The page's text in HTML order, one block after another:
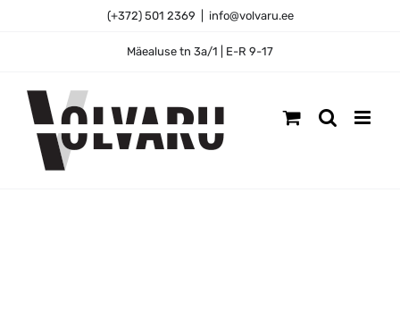
(+372) 501 2369 info@volvaru.ee
Mäealuse tn 3a/1 | E-R 9-17